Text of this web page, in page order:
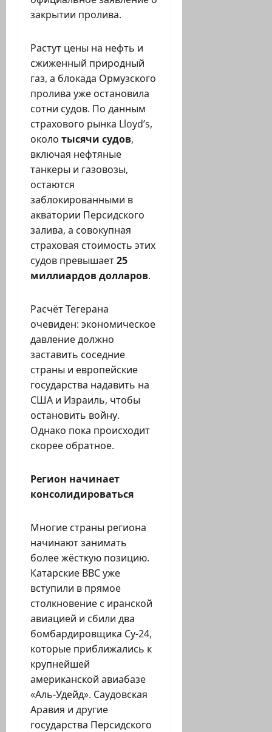
закрытии пролива.
Растут цены на нефть и
сжиженный природный
газ, а блокада Ормузского
пролива уже остановила
сотни судов. По данным
страхового рынка Lloyd’s,
около тысячи судов,
включая нефтяные
танкеры и газовозы,
остаются
заблокированными в
акватории Персидского
залива, а совокупная
страховая стоимость этих
судов превышает25
миллиардов долларов.
Расчёт Тегерана
очевиден: экономическое
давление должно
заставить соседние
страны и европейские
государства надавить на
США и Израиль, чтобы
остановить войну.
Однако пока происходит
скорее обратное.
Регион начинает
консолидироваться
Многие страны региона
начинают занимать
более жёсткую позицию.
Катарские ВВС уже
вступили в прямое
столкновение с иранской
авиацией и сбили два
бомбардировщика Су-24,
которые приближались к
крупнейшей
американской авиабазе
«Аль-Удейд». Саудовская
Аравия и другие
государства Персидского